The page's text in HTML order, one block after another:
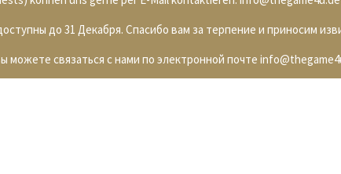
до 31 Декабря. Спасибо вам за терпение и приносим
связаться с нами по электронной почте